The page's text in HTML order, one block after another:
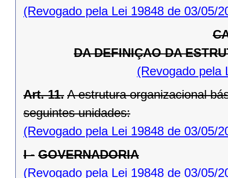
(Revogado pela Lei 19848 de 03/05/
DA DEFINIÇAO DA
(Revogado pela
Art. 11. A estrutura organizacional
seguintes unidades:
(Revogado pela Lei 19848 de 03/05/
I - GOVERNADORIA
(Revogado pela Lei 19848 de 03/05/